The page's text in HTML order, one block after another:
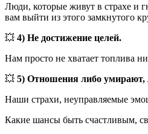
Люди, которые живут в страхе и
вам выйти из этого замкнутого
💥 4) Не достижение целей.
Нам просто не хватает топлива
💥 5) Отношения либо умирают,
Наши страхи, неуправляемые
Какие шансы быть счастливым,